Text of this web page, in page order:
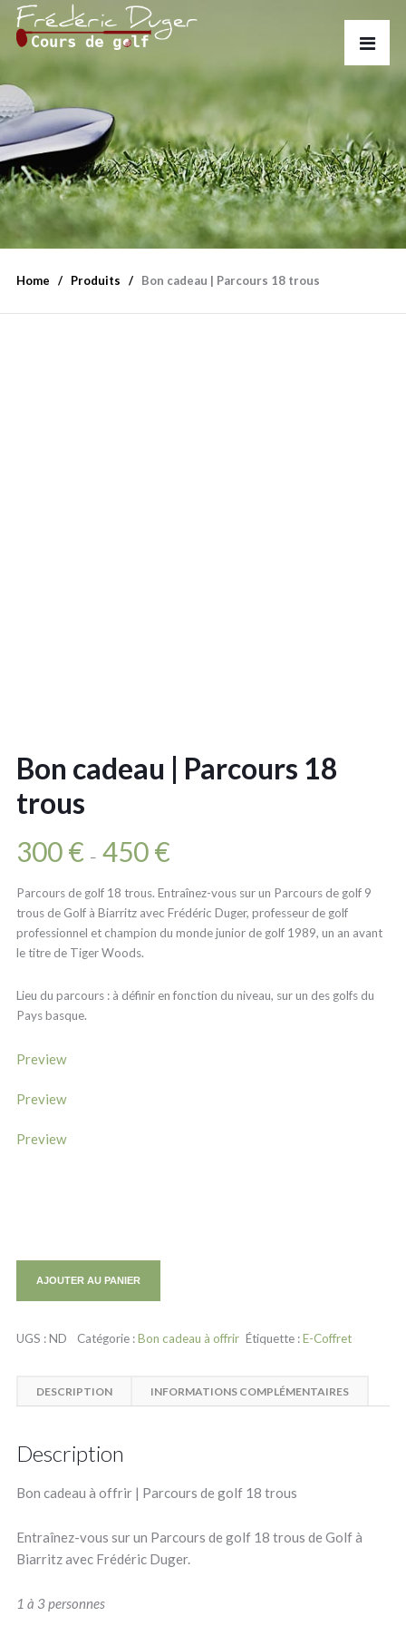
Home Produits Bon cadeau | Parcours 18 trous
Bon cadeau | Parcours 18
trous
300€ – 450€
Parcours de golf 18 trous. Entraînez-vous sur un Parcours de golf 9
trous de Golf à Biarritz avec Frédéric Duger, professeur de golf
professionnel et champion du monde junior de golf 1989, un an avant
le titre de Tiger Woods.
Lieu du parcours : à définir en fonction du niveau, sur un des golfs du
Pays basque.
Preview
Preview
Preview
AJOUTER AU PANIER
UGS :ND Catégorie :Bon cadeau à offrir Étiquette :E-Coffret
DESCRIPTION INFORMATIONS COMPLÉMENTAIRES
Description
Bon cadeau à offrir | Parcours de golf 18 trous
Entraînez-vous sur un Parcours de golf 18 trous de Golf à
Biarritz avec Frédéric Duger.
1 à 3 personnes